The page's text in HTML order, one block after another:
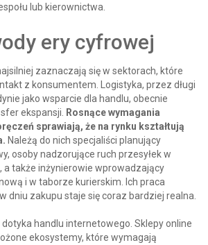
lub kierownictwa.
ery cyfrowej
zaznaczają się w sektorach, które
z konsumentem. Logistyka, przez długi
jako wsparcie dla handlu, obecnie
ekspansji. Rosnące wymagania
sprawiają, że na rynku kształtują
Należą do nich specjaliści planujący
osoby nadzorujące ruch przesyłek w
także inżynierowie wprowadzający
i w taborze kurierskim. Ich praca
dniu zakupu staje się coraz bardziej realna.
handlu internetowego. Sklepy online
ekosystemy, które wymagają